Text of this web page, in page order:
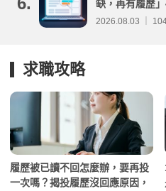
缺，再有履歷
2026.08.03 ｜
求職攻略
履歷被已讀不回怎麼辦，要再投
一次嗎？揭投履歷沒回應原因，